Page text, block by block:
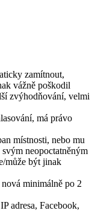
zamítnout,
vážně poškodil
zvýhodňování, velmi
má právo
místnosti, nebo mu
neopoctatněným
může být jinak
minimálně po 2
adresa, Facebook,